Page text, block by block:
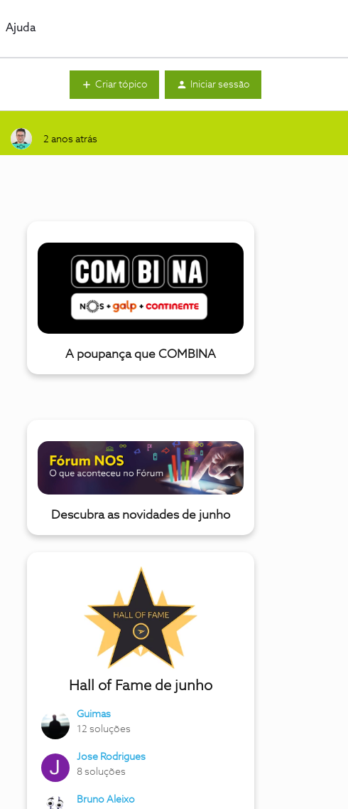
Ajuda
Criar tópico Iniciar sessão
2 anos atrás
A poupança que COMBINA
Descubra as novidades de junho
Hall of Fame de junho
Guimas
12 soluções
Jose Rodrigues
8 soluções
Bruno Aleixo